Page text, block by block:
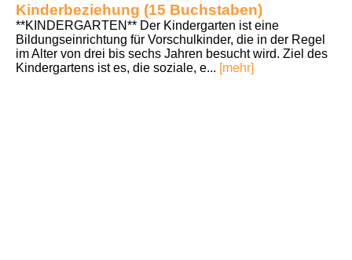
Kinderbeziehung (15 Buchstaben)
**KINDERGARTEN** Der Kindergarten ist eine
Bildungseinrichtung für Vorschulkinder, die in der Regel
im Alter von drei bis sechs Jahren besucht wird. Ziel des
Kindergartens ist es, die soziale, e... [mehr]